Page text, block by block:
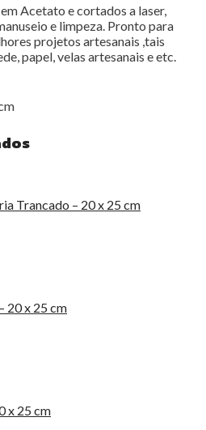
Acetato e cortados a laser,
e limpeza. Pronto para
projetos artesanais ,tais
papel, velas artesanais e etc.
Trancado – 20 x 25 cm
20 x 25 cm
x 25 cm